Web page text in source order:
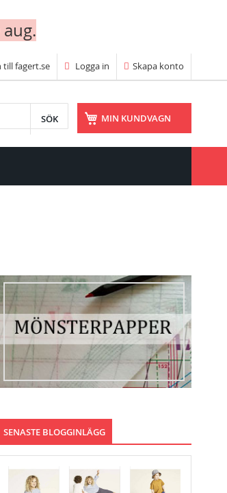
till fagert.se Logga in Skapa konto
MIN KUNDVAGN
SENASTE BLOGGINLÄGG